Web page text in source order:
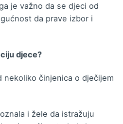
je važno da se djeci od
da prave izbor i
djece?
nekoliko činjenica o dječijem
i žele da istražuju